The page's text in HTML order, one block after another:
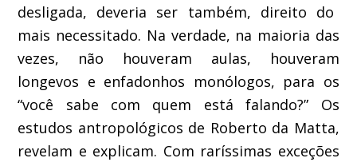
desligada, deveria ser também, direito do
mais necessitado. Na verdade, na maioria das
vezes, não houveram aulas, houveram
longevos e enfadonhos monólogos, para os
“você sabe com quem está falando?” Os
estudos antropológicos de Roberto da Matta,
revelam e explicam. Com raríssimas exceções